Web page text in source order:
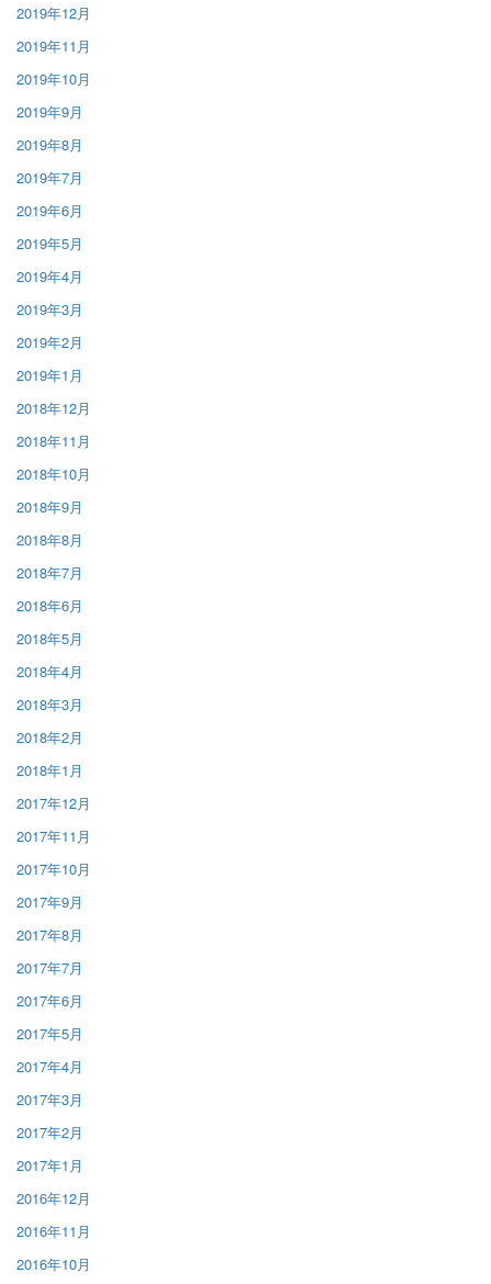
2019年12月
2019年11月
2019年10月
2019年9月
2019年8月
2019年7月
2019年6月
2019年5月
2019年4月
2019年3月
2019年2月
2019年1月
2018年12月
2018年11月
2018年10月
2018年9月
2018年8月
2018年7月
2018年6月
2018年5月
2018年4月
2018年3月
2018年2月
2018年1月
2017年12月
2017年11月
2017年10月
2017年9月
2017年8月
2017年7月
2017年6月
2017年5月
2017年4月
2017年3月
2017年2月
2017年1月
2016年12月
2016年11月
2016年10月